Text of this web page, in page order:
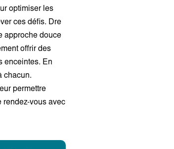
optimiser les
ces défis. Dre
approche douce
offrir des
enceintes. En
chacun.
permettre
rendez-vous avec